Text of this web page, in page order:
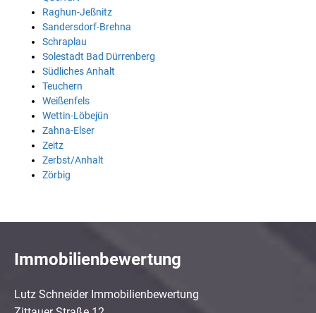
Raghun-Jeßnitz
Sandersdorf-Brehna
Schraplau
Solestadt Bad Dürrenberg
Südliches Anhalt
Teuchern
Weißenfels
Wettin-Löbejün
Zahna-Elser
Zeitz
Zerbst/Anhalt
Zörbig
Immobilienbewertung
Lutz Schneider Immobilienbewertung